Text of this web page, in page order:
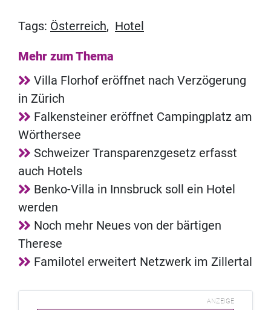
Tags: Österreich, Hotel
Mehr zum Thema
Villa Florhof eröffnet nach Verzögerung
in Zürich
Falkensteiner eröffnet Campingplatz am
Wörthersee
Schweizer Transparenzgesetz erfasst
auch Hotels
Benko-Villa in Innsbruck soll ein Hotel
werden
Noch mehr Neues von der bärtigen
Therese
Familotel erweitert Netzwerk im Zillertal
ANZEIGE